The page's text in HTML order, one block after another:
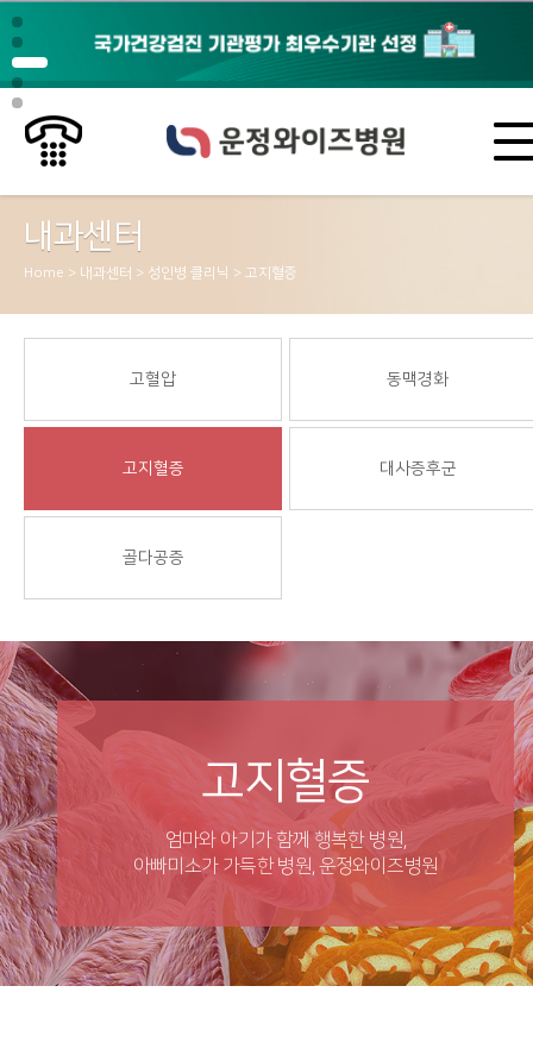
내과센터
Home > 내과센터 > 성인병 클리닉 > 고지혈증
고혈압 동맥경화
고지혈증 대사증후군
골다공증
고지혈증
엄마와 아기가 함께 행복한 병원,
아빠미소가 가득한 병원, 운정와이즈병원